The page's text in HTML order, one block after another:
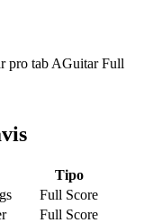
Tipo
Full Score
Full Score